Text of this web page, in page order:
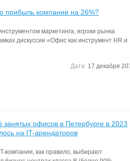
прибыль компании на 26%?
маркетинга, игроки рынка
дискуссии «Офис как инструмент HR и
Дата: 17 декабря
занятых офисов в Петербурге в 2023
на IT-арендаторов
компании, как правило, выбирают